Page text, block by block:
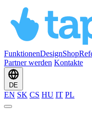
FunktionenDesignShop
Partner werden Kontakte
DE
EN SK CS HU IT PL